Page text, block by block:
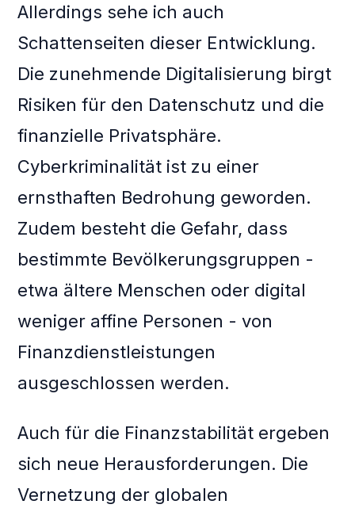
Allerdings sehe ich auch
Schattenseiten dieser Entwicklung.
Die zunehmende Digitalisierung birgt
Risiken für den Datenschutz und die
finanzielle Privatsphäre.
Cyberkriminalität ist zu einer
ernsthaften Bedrohung geworden.
Zudem besteht die Gefahr, dass
bestimmte Bevölkerungsgruppen -
etwa ältere Menschen oder digital
weniger affine Personen - von
Finanzdienstleistungen
ausgeschlossen werden.
Auch für die Finanzstabilität ergeben
sich neue Herausforderungen. Die
Vernetzung der globalen